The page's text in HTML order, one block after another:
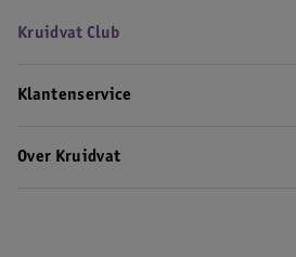
Kruidvat Club
Klantenservice
Over Kruidvat